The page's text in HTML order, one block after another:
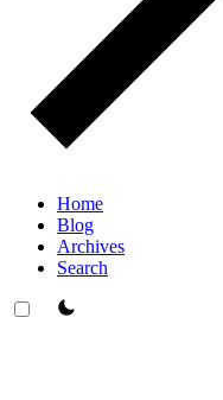
Home
Blog
Archives
Search
theme switcher